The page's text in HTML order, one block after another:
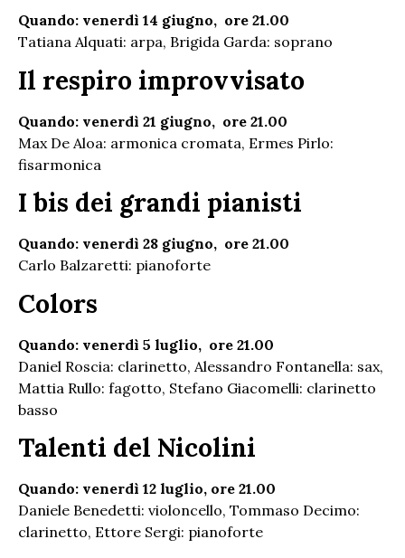
Quando: venerdì 14 giugno, ore 21.00
Tatiana Alquati: arpa, Brigida Garda: soprano
Il respiro improvvisato
Quando: venerdì 21 giugno, ore 21.00
Max De Aloa: armonica cromata, Ermes Pirlo:
fisarmonica
I bis dei grandi pianisti
Quando: venerdì 28 giugno, ore 21.00
Carlo Balzaretti: pianoforte
Colors
Quando: venerdì 5 luglio, ore 21.00
Daniel Roscia: clarinetto, Alessandro Fontanella: sax,
Mattia Rullo: fagotto, Stefano Giacomelli: clarinetto
basso
Talenti del Nicolini
Quando: venerdì 12 luglio, ore 21.00
Daniele Benedetti: violoncello, Tommaso Decimo:
clarinetto, Ettore Sergi: pianoforte